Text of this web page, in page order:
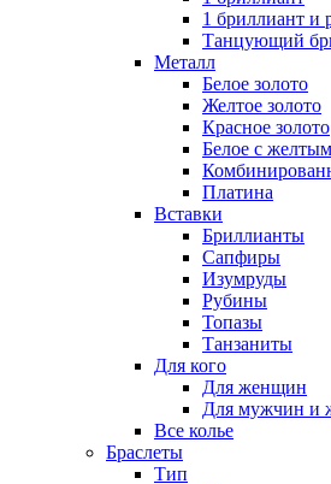
1 бриллиант и
Танцующий
Металл
Белое золото
Желтое золото
Красное золото
Белое с
Платина
Вставки
Бриллианты
Сапфиры
Изумруды
Рубины
Топазы
Танзаниты
Для кого
Для женщин
Для мужчин и
Все колье
Браслеты
Тип